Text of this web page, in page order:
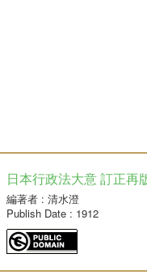
日本行政法大意 訂正再
編著者 : 清水澄
Publish Date : 1912